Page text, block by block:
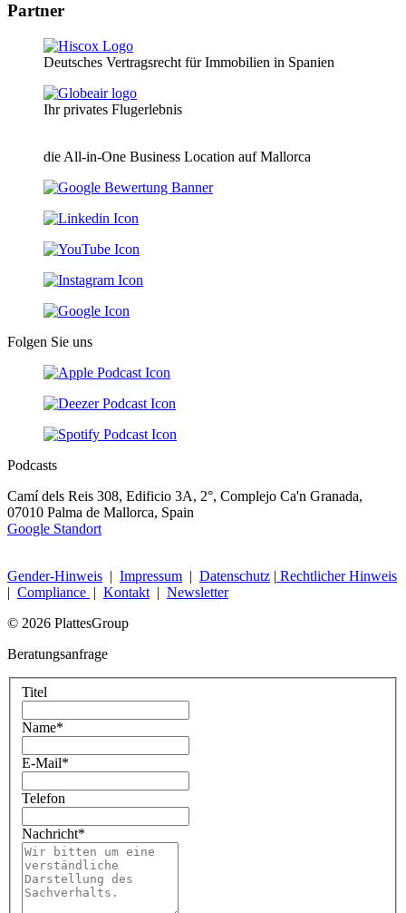
Partner
Deutsches Vertragsrecht für Immobilien in Spanien
Ihr privates Flugerlebnis
die All-in-One Business Location auf Mallorca
Folgen Sie uns
Podcasts
Camí dels Reis 308, Edificio 3A, 2°, Complejo Ca'n Granada,
07010 Palma de Mallorca, Spain
Google Standort
Gender-Hinweis | Impressum | Datenschutz | Rechtlicher Hinweis
| Compliance | Kontakt | Newsletter
© 2026 PlattesGroup
Beratungsanfrage
Titel
Name*
E-Mail*
Telefon
Nachricht*